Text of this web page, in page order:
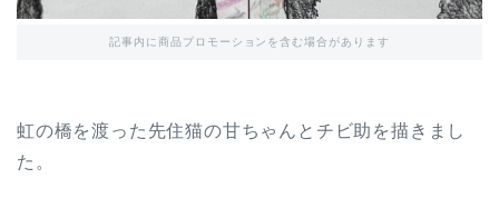
記事内に商品プロモーションを含む場合があります
虹の橋を渡った先住猫の甘ちゃんとチビ助を描きまし
た。